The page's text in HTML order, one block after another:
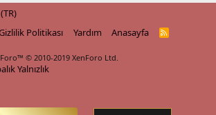
Politikası Yardım Anasayfa
R
© 2010-2019 XenForo Ltd.
Yalnızlık